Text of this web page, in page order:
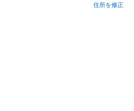
住所を修正